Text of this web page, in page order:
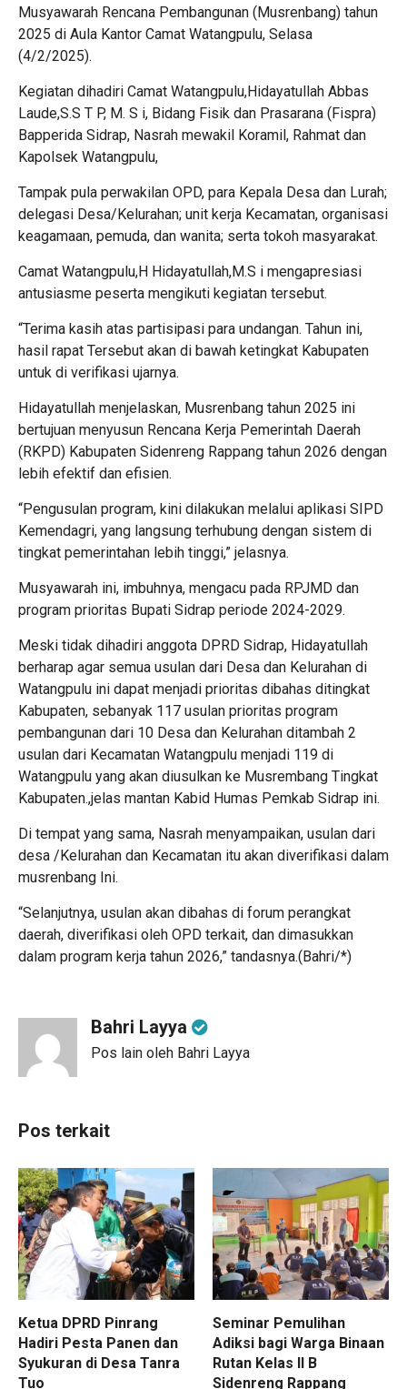
Musyawarah Rencana Pembangunan (Musrenbang) tahun
2025 di Aula Kantor Camat Watangpulu, Selasa
(4/2/2025).
Kegiatan dihadiri Camat Watangpulu,Hidayatullah Abbas
Laude,S.S T P, M. S i, Bidang Fisik dan Prasarana (Fispra)
Bapperida Sidrap, Nasrah mewakil Koramil, Rahmat dan
Kapolsek Watangpulu,
Tampak pula perwakilan OPD, para Kepala Desa dan Lurah;
delegasi Desa/Kelurahan; unit kerja Kecamatan, organisasi
keagamaan, pemuda, dan wanita; serta tokoh masyarakat.
Camat Watangpulu,H Hidayatullah,M.S i mengapresiasi
antusiasme peserta mengikuti kegiatan tersebut.
“Terima kasih atas partisipasi para undangan. Tahun ini,
hasil rapat Tersebut akan di bawah ketingkat Kabupaten
untuk di verifikasi ujarnya.
Hidayatullah menjelaskan, Musrenbang tahun 2025 ini
bertujuan menyusun Rencana Kerja Pemerintah Daerah
(RKPD) Kabupaten Sidenreng Rappang tahun 2026 dengan
lebih efektif dan efisien.
“Pengusulan program, kini dilakukan melalui aplikasi SIPD
Kemendagri, yang langsung terhubung dengan sistem di
tingkat pemerintahan lebih tinggi,” jelasnya.
Musyawarah ini, imbuhnya, mengacu pada RPJMD dan
program prioritas Bupati Sidrap periode 2024-2029.
Meski tidak dihadiri anggota DPRD Sidrap, Hidayatullah
berharap agar semua usulan dari Desa dan Kelurahan di
Watangpulu ini dapat menjadi prioritas dibahas ditingkat
Kabupaten, sebanyak 117 usulan prioritas program
pembangunan dari 10 Desa dan Kelurahan ditambah 2
usulan dari Kecamatan Watangpulu menjadi 119 di
Watangpulu yang akan diusulkan ke Musrembang Tingkat
Kabupaten.,jelas mantan Kabid Humas Pemkab Sidrap ini.
Di tempat yang sama, Nasrah menyampaikan, usulan dari
desa /Kelurahan dan Kecamatan itu akan diverifikasi dalam
musrenbang Ini.
“Selanjutnya, usulan akan dibahas di forum perangkat
daerah, diverifikasi oleh OPD terkait, dan dimasukkan
dalam program kerja tahun 2026,” tandasnya.(Bahri/*)
Bahri Layya
Pos lain oleh Bahri Layya
Pos terkait
Ketua DPRD Pinrang
Hadiri Pesta Panen dan
Syukuran di Desa Tanra
Tuo
Seminar Pemulihan
Adiksi bagi Warga Binaan
Rutan Kelas II B
Sidenreng Rappang